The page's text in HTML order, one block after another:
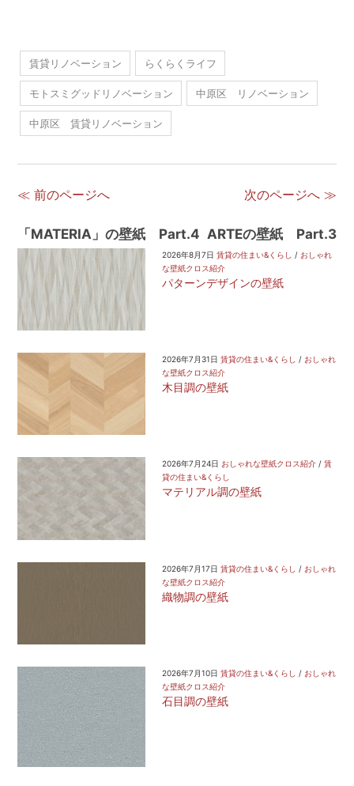
賃貸リノベーション らくらくライフ
モトスミグッドリノベーション 中原区 リノベーション
中原区 賃貸リノベーション
≪ 前のページへ 次のページへ ≫
「MATERIA」の壁紙 Part.4 ARTEの壁紙 Part.3
2026年8月7日 賃貸の住まい&くらし / おしゃれ
な壁紙クロス紹介
パターンデザインの壁紙
2026年7月31日 賃貸の住まい&くらし / おしゃれ
な壁紙クロス紹介
木目調の壁紙
2026年7月24日 おしゃれな壁紙クロス紹介/ 賃
貸の住まい&くらし
マテリアル調の壁紙
2026年7月17日 賃貸の住まい&くらし / おしゃれ
な壁紙クロス紹介
織物調の壁紙
2026年7月10日 賃貸の住まい&くらし / おしゃれ
な壁紙クロス紹介
石目調の壁紙